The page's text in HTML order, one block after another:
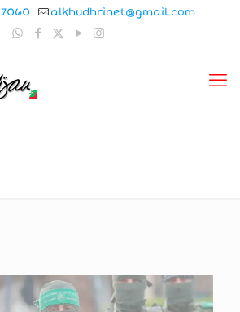
alkhudhrinet@gmail.com